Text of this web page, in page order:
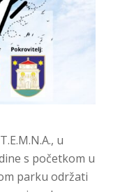
u
s početkom u
parku održati